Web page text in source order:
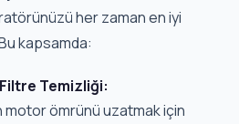
her zaman en iyi
kapsamda:
Temizliği:
ömrünü uzatmak için